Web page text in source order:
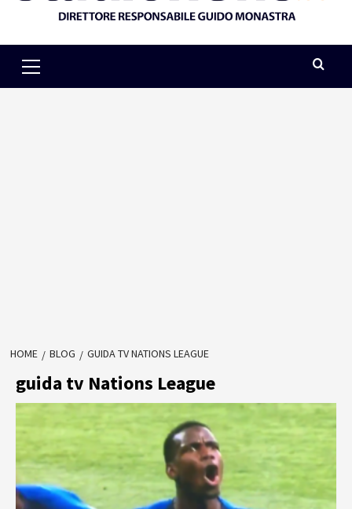
Menu
HOME BLOG GUIDA TV NATIONS LEAGUE
guida tv Nations League